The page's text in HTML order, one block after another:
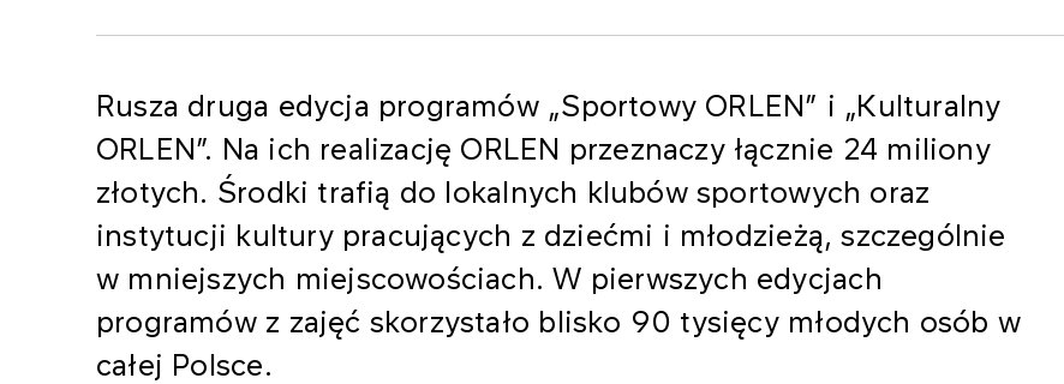
Rusza druga edycja programów „Sportowy ORLEN” i „Kulturalny
ORLEN”. Na ich realizację ORLEN przeznaczy łącznie 24 miliony
złotych. Środki trafią do lokalnych klubów sportowych oraz
instytucji kultury pracujących z dziećmi i młodzieżą, szczególnie
w mniejszych miejscowościach. W pierwszych edycjach
programów z zajęć skorzystało blisko 90 tysięcy młodych osób w
całej Polsce.